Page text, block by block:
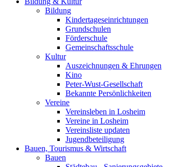
Bildung
Kindertageseinrichtungen
Grundschulen
Förderschule
Gemeinschaftsschule
Kultur
Auszeichnungen & Ehrungen
Kino
Peter-Wust-Gesellschaft
Bekannte Persönlichkeiten
Vereine
Vereinsleben in Losheim
Vereine in Losheim
Vereinsliste updaten
Jugendbeteiligung
Bauen, Tourismus & Wirtschaft
Bauen